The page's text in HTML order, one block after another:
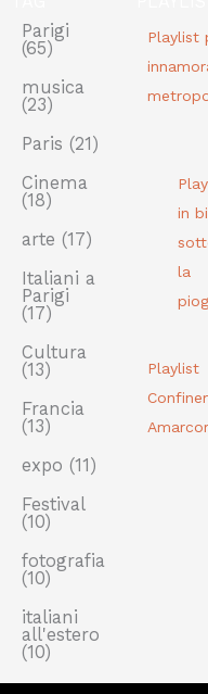
Playlist
in
la
Playlist
Parigi
(65)
musica
(23)
Paris(21)
Cinema
(18)
arte(17)
Italiani a
Parigi
(17)
Cultura
(13)
Francia
(13)
expo(11)
Festival
(10)
fotografia
(10)
italiani
all'estero
(10)